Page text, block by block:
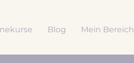
Blog Mein Bereich